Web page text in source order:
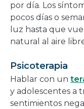
por día. Los
pocos días o
luz hasta que
natural al aire
Psicoterapia
Hablar con un
y adolescentes a
sentimientos